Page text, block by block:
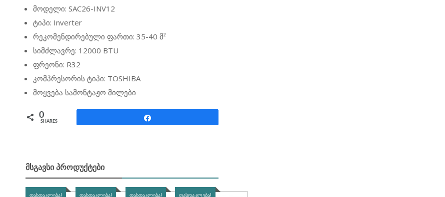
მოდელი: SAC26-INV12
ტიპი: Inverter
რეკომენდირებული ფართი: 35-40 მ²
სიმძლავრე: 12000 BTU
ფრეონი: R32
კომპრესორის ტიპი: TOSHIBA
მოყვება სამონტაჟო მილები
0
SHARES
ᲛᲡᲒᲐᲕᲡᲘ ᲞᲠᲝᲓᲣᲥᲢᲔᲑᲘ
ᲤᲐᲡᲓᲐᲙᲚᲔᲑᲐ! ᲤᲐᲡᲓᲐᲙᲚᲔᲑᲐ! ᲤᲐᲡᲓᲐᲙᲚᲔᲑᲐ! ᲤᲐᲡᲓᲐᲙᲚᲔᲑᲐ!